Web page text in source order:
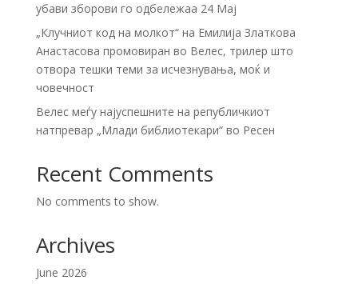
убави зборови го одбележаа 24 Мај
„Клучниот код на молкот“ на Емилија Златкова
Анастасова промовиран во Велес, трилер што
отвора тешки теми за исчезнувања, моќ и
човечност
Велес меѓу најуспешните на републичкиот
натпревар „Млади библиотекари“ во Ресен
Recent Comments
No comments to show.
Archives
June 2026